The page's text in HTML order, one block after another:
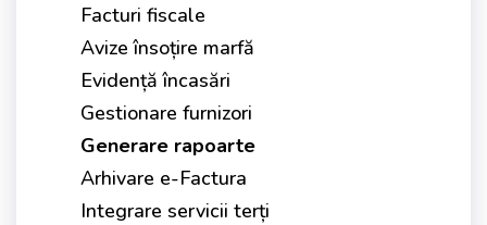
Facturi fiscale
Avize însoțire marfă
Evidență încasări
Gestionare furnizori
Generare rapoarte
Arhivare e-Factura
Integrare servicii terți